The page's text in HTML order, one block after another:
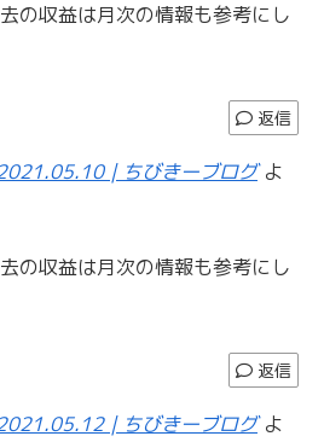
の収益は月次の情報も参考にし
返信
| ちびきーブログ よ
の収益は月次の情報も参考にし
返信
| ちびきーブログ よ